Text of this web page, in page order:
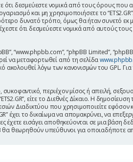
ότι δεσμεύεστε νομικά από τους όρους
και μη χρησιμοποιήσετε το
δυνατό τρόπο, όμως θα ήταν συνετό εκ
ότι δεσμεύεστε νομικά από αυτούς
“www.phpbb.com”, “phpBB Limited”,
να μεταφορτωθεί από τη σελίδα
λόγω των κανονισμών του GPL.
περιέχον μίσος ή απειλή,
είτε το Διεθνές Δίκαιο. Η
Διαδικτύου που χρησιμοποιείτε εφόσον
το δικαίωμα να απομακρύνει, να
εισάγει αποθηκεύονται σε μια βάση
θεωρηθούν υπεύθυνοι για οποιαδήποτε